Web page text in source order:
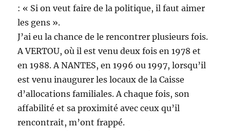
: « Si on veut faire de la politique, il faut aimer
les gens ».
J’ai eu la chance de le rencontrer plusieurs fois.
A VERTOU, où il est venu deux fois en 1978 et
en 1988. A NANTES, en 1996 ou 1997, lorsqu’il
est venu inaugurer les locaux de la Caisse
d’allocations familiales. A chaque fois, son
affabilité et sa proximité avec ceux qu’il
rencontrait, m’ont frappé.